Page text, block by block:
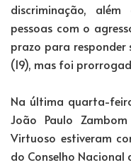
discriminação,
pessoas com o
prazo para responder
(19), mas foi
Na última quarta-
João Paulo
Virtuoso estiveram
do Conselho Nacional